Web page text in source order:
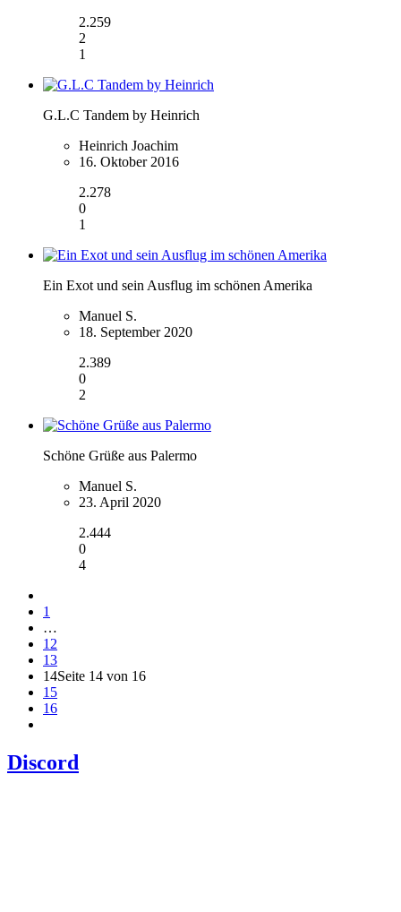
2.259
2
1
G.L.C Tandem by Heinrich
Heinrich Joachim
16. Oktober 2016
2.278
0
1
Ein Exot und sein Ausflug im schönen Amerika
Manuel S.
18. September 2020
2.389
0
2
Schöne Grüße aus Palermo
Manuel S.
23. April 2020
2.444
0
4
1
…
12
13
14Seite 14 von 16
15
16
Discord